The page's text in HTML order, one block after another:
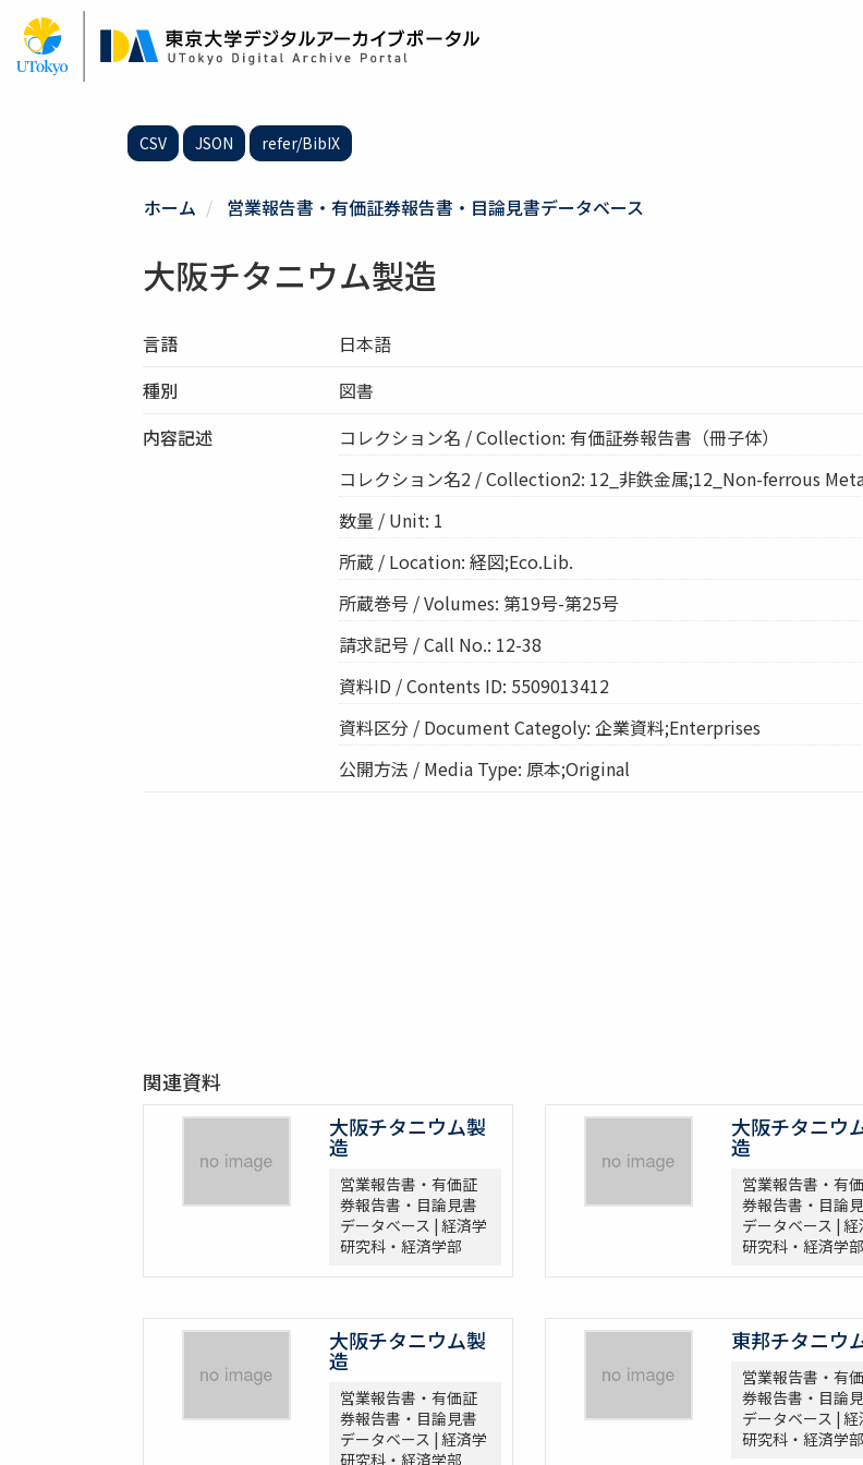
ン
CSV JSON refer/BibIX
ホーム 営業報告書・有価証券報告書・目論見書データベース
大阪チタニウム製造
言語
日本語
種別
図書
内容記述
コレクション名 / Collection: 有価証券報告書（冊子体）
コレクション名2 / Collection2: 12_非鉄金属;12_Non-ferrous
数量 / Unit: 1
所蔵 / Location: 経図;Eco.Lib.
所蔵巻号 / Volumes: 第19号-第25号
請求記号 / Call No.: 12-38
資料ID / Contents ID: 5509013412
資料区分 / Document Categoly: 企業資料;Enterprises
公開方法 / Media Type: 原本;Original
関連資料
大阪チタニウム製
造
営業報告書・有価証
券報告書・目論見書
データベース | 経済学
研究科・経済学部
大阪チタニウ
造
営業報告書・有
券報告書・目論
データベース | 経
研究科・経済学部
大阪チタニウム製
造
営業報告書・有価証
券報告書・目論見書
データベース | 経済学
研究科・経済学部
東邦チタニウ
営業報告書・有
券報告書・目論
データベース | 経
研究科・経済学部